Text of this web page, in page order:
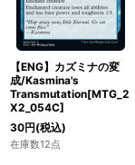
【ENG】カズミナの変
成/Kasmina's
Transmutation[MTG_2
X2_054C]
30円(税込)
在庫数12点